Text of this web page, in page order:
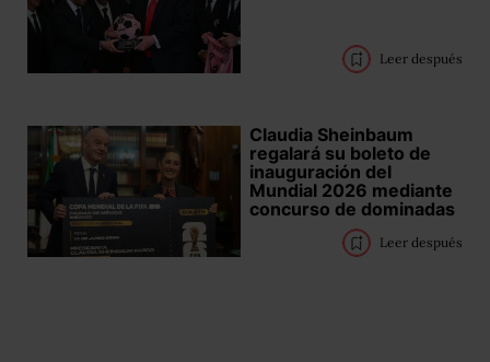
Leer después
Claudia Sheinbaum
regalará su boleto de
inauguración del
Mundial 2026 mediante
concurso de dominadas
Leer después